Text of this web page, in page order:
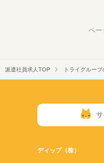
ペー
派遣社員求人TOP トライグルー
ディップ（株）